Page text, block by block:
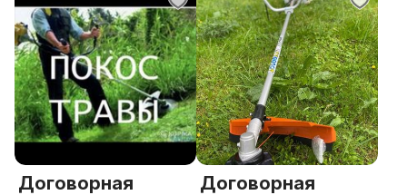
Договорная Договорная